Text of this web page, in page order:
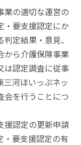
業の適切な運営の
・要支援認定にか
定結果・意見、
から介護保険事業
は認定調査に従事
三河ほいっぷネッ
会を行うことにつ
援認定の更新申請
・要支援認定の有